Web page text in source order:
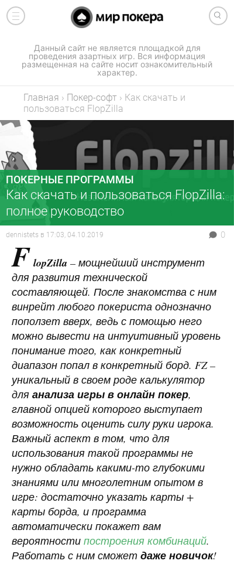
Данный сайт не является площадкой для
проведения азартных игр. Вся информация
размещенная на сайте носит ознакомительный
характер.
Главная › Покер-софт › Как скачать и
пользоваться FlopZilla
ПОКЕРНЫЕ ПРОГРАММЫ
Как скачать и пользоваться FlopZilla:
полное руководство
dennistets в 17:03, 04.10.2019 0
F lopZilla – мощнейший инструмент
для развития технической
составляющей. После знакомства с ним
винрейт любого покериста однозначно
поползет вверх, ведь с помощью него
можно вывести на интуитивный уровень
понимание того, как конкретный
диапазон попал в конкретный борд. FZ –
уникальный в своем роде калькулятор
для анализа игры в онлайн покер,
главной опцией которого выступает
возможность оценить силу руки игрока.
Важный аспект в том, что для
использования такой программы не
нужно обладать какими-то глубокими
знаниями или многолетним опытом в
игре: достаточно указать карты +
карты борда, и программа
автоматически покажет вам
вероятности построения комбинаций.
Работать с ним сможет даже новичок!